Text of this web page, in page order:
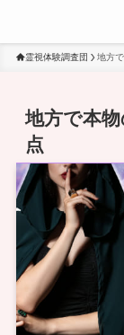
霊視体験調査団 地方
地方で本
点